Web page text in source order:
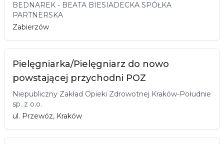
BEDNAREK - BEATA BIESIADECKA SPÓŁKA
PARTNERSKA
Zabierzów
Pielęgniarka/Pielęgniarz do nowo
powstającej przychodni POZ
Niepubliczny Zakład Opieki Zdrowotnej Kraków-Południe
sp. z o.o.
ul. Przewóz, Kraków